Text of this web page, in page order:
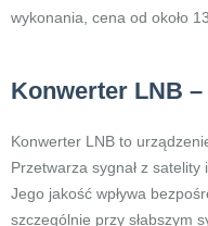
wykonania, cena od około
Konwerter LNB
Konwerter LNB to
Przetwarza sygnał z
Jego jakość wpływa
szczególnie przy słabszym